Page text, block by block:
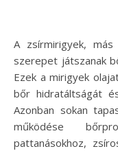
A zsírmirigyek, más néven sebaceous mirigyek, fontos
szerepet játszanak
Ezek a mirigyek
bőr hidratáltságát
Azonban sokan
működése
pattanásokhoz,